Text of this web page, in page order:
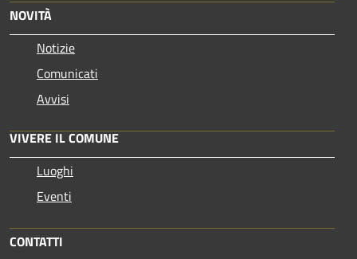
NOVITÀ
Notizie
Comunicati
Avvisi
VIVERE IL COMUNE
Luoghi
Eventi
CONTATTI